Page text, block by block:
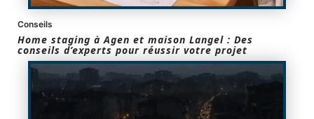
Conseils
Home staging à Agen et maison Langel : Des
conseils d’experts pour réussir votre projet